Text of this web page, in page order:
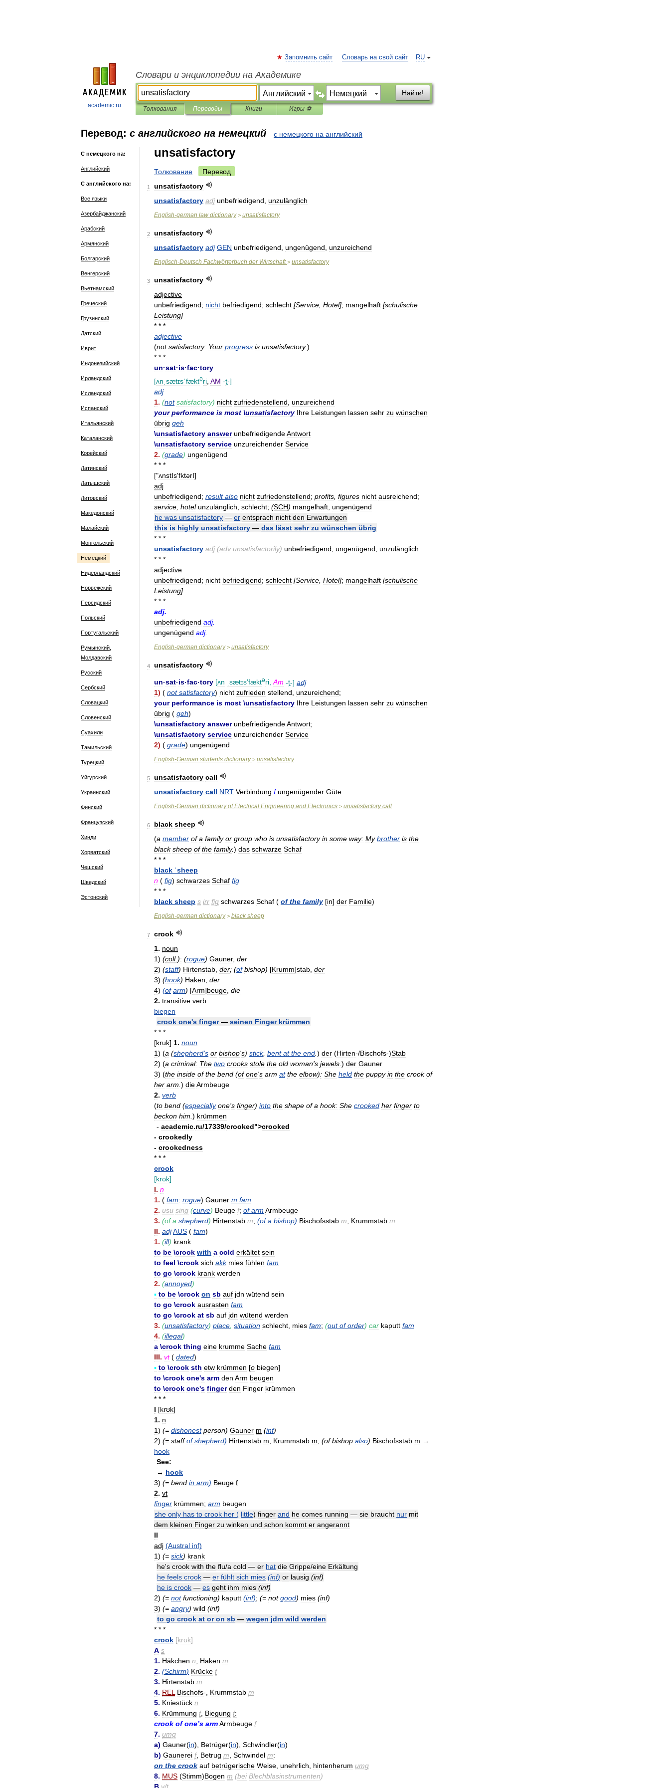
academic.ru
RU
Запомнить сайт Словарь на свой сайт
Словари и энциклопедии на Академике
Найти!
Толкования Переводы Книги Игры ⚽
Перевод: с английского на немецкий с немецкого на английский
С немецкого на:
Английский
С английского на:
Все языки
Азербайджанский
Арабский
Армянский
Болгарский
Венгерский
Вьетнамский
Греческий
Грузинский
Датский
Иврит
Индонезийский
Ирландский
Исландский
Испанский
Итальянский
Каталанский
Корейский
Латинский
Латышский
Литовский
Македонский
Малайский
Монгольский
Немецкий
Нидерландский
Норвежский
Персидский
Польский
Португальский
Румынский,
Молдавский
Русский
Сербский
Словацкий
Словенский
Суахили
Тамильский
Турецкий
Уйгурский
Украинский
Финский
Французский
Хинди
Хорватский
Чешский
Шведский
Эстонский
unsatisfactory
Толкование Перевод
1
unsatisfactory
unsatisfactory adj unbefriedigend unzulänglich
English-german law dictionary> unsatisfactory
2
unsatisfactory
unsatisfactory adj GEN unbefriedigend ungenügend unzureichend
Englisch-Deutsch Fachwörterbuch der Wirtschaft > unsatisfactory
3
unsatisfactory
adjective
unbefriedigend; nicht befriedigend; schlecht [Service Hotel]; mangelhaft [schulische
Leistung]
* * *
adjective
(not satisfactory: Your progress is unsatisfactory.)
* * *
un·sat·is·fac·tory
[ʌnˌsætɪsˈfæktəri AM -t̬-]
adj
1. (not satisfactory) nicht zufriedenstellend unzureichend
your performance is most \unsatisfactory Ihre Leistungen lassen sehr zu wünschen
übrig geh
\unsatisfactory answer unbefriedigendeAntwort
\unsatisfactory service unzureichender Service
2. (grade) ungenügend
* * *
["ʌnstIs'fktərI]
adj
unbefriedigend; result also nicht zufriedenstellend; profits figures nicht ausreichend;
service hotel unzulänglich schlecht; (SCH) mangelhaft ungenügend
he was unsatisfactory — er entsprach nicht den Erwartungen
this is highly unsatisfactory — das lässt sehr zu wünschen übrig
* * *
unsatisfactory adj(adv unsatisfactorily) unbefriedigend ungenügend unzulänglich
* * *
adjective
unbefriedigend; nicht befriedigend; schlecht [Service Hotel]; mangelhaft [schulische
Leistung]
* * *
adj.
unbefriedigend adj.
ungenügend adj.
English-german dictionary> unsatisfactory
4 unsatisfactory
un·sat·is·fac·tory [ʌn ˌsætɪsʼfæktəri, Am -t̬-] adj
1) ( not satisfactory) nicht zufrieden stellend, unzureichend;
your performance is most \unsatisfactory Ihre Leistungen lassen sehr zu wünschen
übrig ( geh)
\unsatisfactory answer unbefriedigendeAntwort;
\unsatisfactory service unzureichender Service
2) ( grade) ungenügend
English-German students dictionary > unsatisfactory
5 unsatisfactory call
unsatisfactory call NRT Verbindung f ungenügender Güte
English-German dictionary of Electrical Engineering and Electronics > unsatisfactory call
6 black sheep
(a member of a family or group who is unsatisfactory in some way: My brother is the
black sheep of the family.) das schwarze Schaf
* * *
black ˈsheep
n ( fig) schwarzes Schaf fig
* * *
black sheep s irr fig schwarzes Schaf ( of the family[in] der Familie)
English-german dictionary> black sheep
7
crook
1. noun
1) (coll.): (rogue) Gauner, der
2) (staff) Hirtenstab, der; (of bishop) [Krumm]stab, der
3) (hook) Haken, der
4) (of arm) [Arm]beuge, die
2. transitive verb
biegen
crook one's finger— seinen Finger krümmen
* * *
[kruk] 1. noun
1) (a (shepherd's or bishop's) stick, bent at the end.) der (Hirten-/Bischofs-)Stab
2) (a criminal: The two crooks stole the old woman's jewels.) der Gauner
3) (the inside of the bend (of one's arm at the elbow): She held the puppy in the crook of
her arm.) dieArmbeuge
2. verb
(to bend (especially one's finger) into the shape of a hook: She crooked her finger to
beckon him.) krümmen
- academic.ru/17339/crooked">crooked
- crookedly
- crookedness
* * *
crook
[krʊk]
I. n
1. ( fam: rogue) Gauner m fam
2. usu sing (curve) Beuge f; of arm Armbeuge
3. (of a shepherd) Hirtenstab m; (of a bishop) Bischofsstab m, Krummstab m
II. adjAUS ( fam)
1. (ill) krank
to be \crook with a cold erkältet sein
to feel \crook sich akk mies fühlen fam
to go \crook krank werden
2. (annoyed)
▪ to be \crook on sb auf jdn wütend sein
to go \crook ausrasten fam
to go \crook at sb auf jdn wütend werden
3. (unsatisfactory) place, situation schlecht, mies fam; (out of order) car kaputt fam
4. (illegal)
a \crook thing eine krumme Sache fam
III. vt( dated)
▪ to \crook sth etw krümmen [o biegen]
to \crook one's arm den Arm beugen
to \crook one's finger den Finger krümmen
* * *
I [krʊk]
1. n
1) (= dishonest person) Gauner m (inf)
2) (= staff of shepherd) Hirtenstab m, Krummstab m; (of bishop also) Bischofsstab m →
hook
See:
→ hook
3) (= bend in arm) Beuge f
2. vt
finger krümmen; arm beugen
she only has to crook her ( little) finger and he comes running — sie braucht nur mit
dem kleinen Finger zu winken und schon kommt er angerannt
II
adj (Austral inf)
1) (= sick) krank
he's crook with the flu/a cold — er hat die Grippe/eine Erkältung
he feels crook — er fühlt sich mies (inf) or lausig (inf)
he is crook — es geht ihm mies (inf)
2) (= not functioning) kaputt (inf); (= not good) mies (inf)
3) (= angry) wild (inf)
to go crook at or on sb — wegen jdm wild werden
* * *
crook [krʊk]
A s
1. Häkchen n, Haken m
2. (Schirm) Krücke f
3. Hirtenstab m
4. REL Bischofs-, Krummstab m
5. Kniestück n
6. Krümmung f, Biegung f:
crook of one’s armArmbeuge f
7. umg
a) Gauner(in), Betrüger(in), Schwindler(in)
b) Gaunerei f, Betrug m, Schwindel m:
on the crook auf betrügerische Weise, unehrlich, hintenherum umg
8. MUS (Stimm)Bogen m (bei Blechblasinstrumenten)